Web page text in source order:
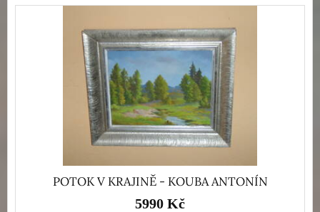
POTOK V KRAJINĚ - KOUBA ANTONÍN
5990 Kč